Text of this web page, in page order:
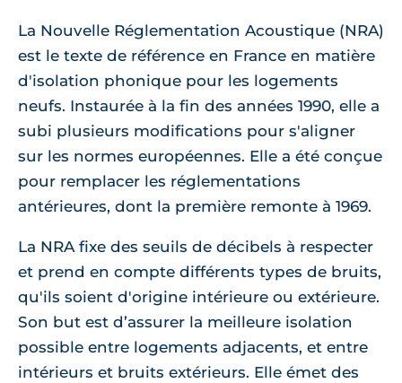
La Nouvelle Réglementation Acoustique (NRA)
est le texte de référence en France en matière
d'isolation phonique pour les logements
neufs. Instaurée à la fin des années 1990, elle a
subi plusieurs modifications pour s'aligner
sur les normes européennes. Elle a été conçue
pour remplacer les réglementations
antérieures, dont la première remonte à 1969.
La NRA fixe des seuils de décibels à respecter
et prend en compte différents types de bruits,
qu'ils soient d'origine intérieure ou extérieure.
Son but est d’assurer la meilleure isolation
possible entre logements adjacents, et entre
intérieurs et bruits extérieurs. Elle émet des